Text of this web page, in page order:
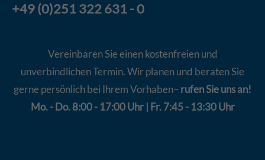
+49 (0)251 322 631 - 0
Vereinbaren Sie einen kostenfreien und
unverbindlichen Termin. Wir planen und beraten Sie
gerne persönlich bei Ihrem Vorhaben– rufen Sie uns an!
Mo. - Do. 8:00 - 17:00 Uhr | Fr. 7:45 - 13:30 Uhr